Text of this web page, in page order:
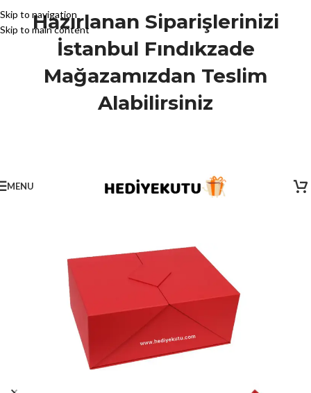
Skip to navigation
Skip to main content
Hazırlanan Siparişlerinizi
İstanbul Fındıkzade
Mağazamızdan Teslim
Alabilirsiniz
MENU